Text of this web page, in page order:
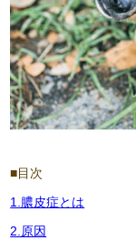
■目次
1.膿皮症とは
2.原因